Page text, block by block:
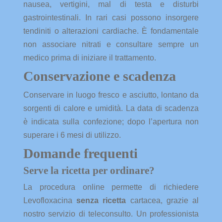
nausea, vertigini, mal di testa e disturbi
gastrointestinali. In rari casi possono insorgere
tendiniti o alterazioni cardiache. È fondamentale
non associare nitrati e consultare sempre un
medico prima di iniziare il trattamento.
Conservazione e scadenza
Conservare in luogo fresco e asciutto, lontano da
sorgenti di calore e umidità. La data di scadenza
è indicata sulla confezione; dopo l’apertura non
superare i 6 mesi di utilizzo.
Domande frequenti
Serve la ricetta per ordinare?
La procedura online permette di richiedere
Levofloxacinasenza ricetta cartacea, grazie al
nostro servizio di teleconsulto. Un professionista